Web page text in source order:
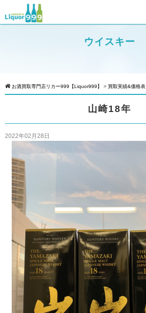
ウイスキー
お酒買取専門店リカー999【Liquor999】 > 買取実績&価格表
山崎18年
2022年02月28日